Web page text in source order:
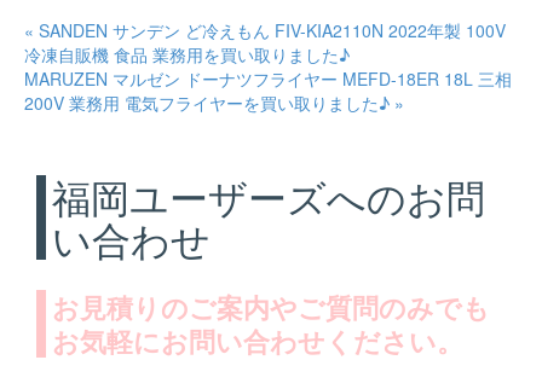
« SANDEN サンデン ど冷えもん FIV-KIA2110N 2022年製 100V
冷凍自販機 食品 業務用を買い取りました♪
MARUZEN マルゼン ドーナツフライヤー MEFD-18ER 18L 三相
200V 業務用 電気フライヤーを買い取りました♪ »
福岡ユーザーズへのお問
い合わせ
お見積りのご案内やご質問のみでも
お気軽にお問い合わせください。